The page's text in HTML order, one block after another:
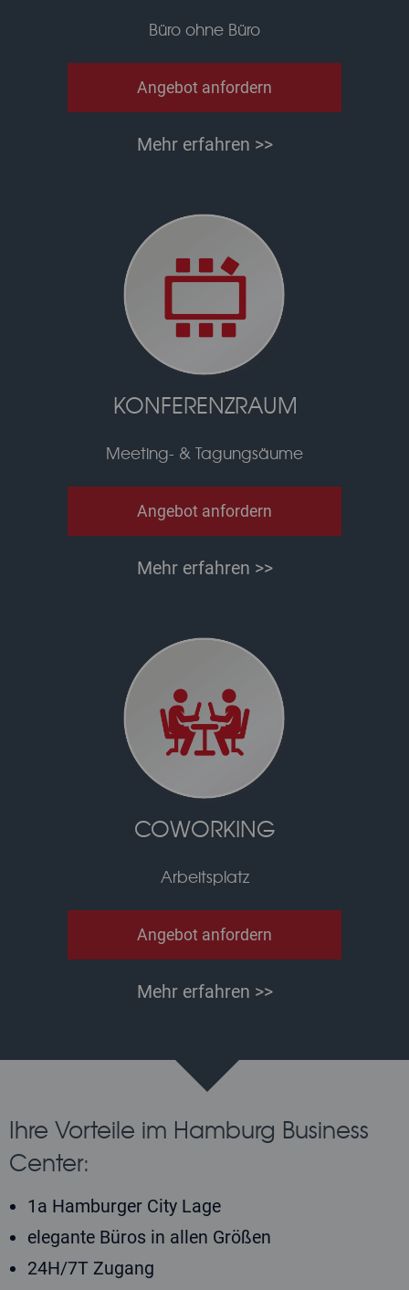
Büro ohne Büro
Angebot anfordern
Mehr erfahren >>
KONFERENZRAUM
Meeting- & Tagungsäume
Angebot anfordern
Mehr erfahren >>
COWORKING
Arbeitsplatz
Angebot anfordern
Mehr erfahren >>
Ihre Vorteile im Hamburg Business
Center:
1a Hamburger City Lage
elegante Büros in allen Größen
24H/7T Zugang